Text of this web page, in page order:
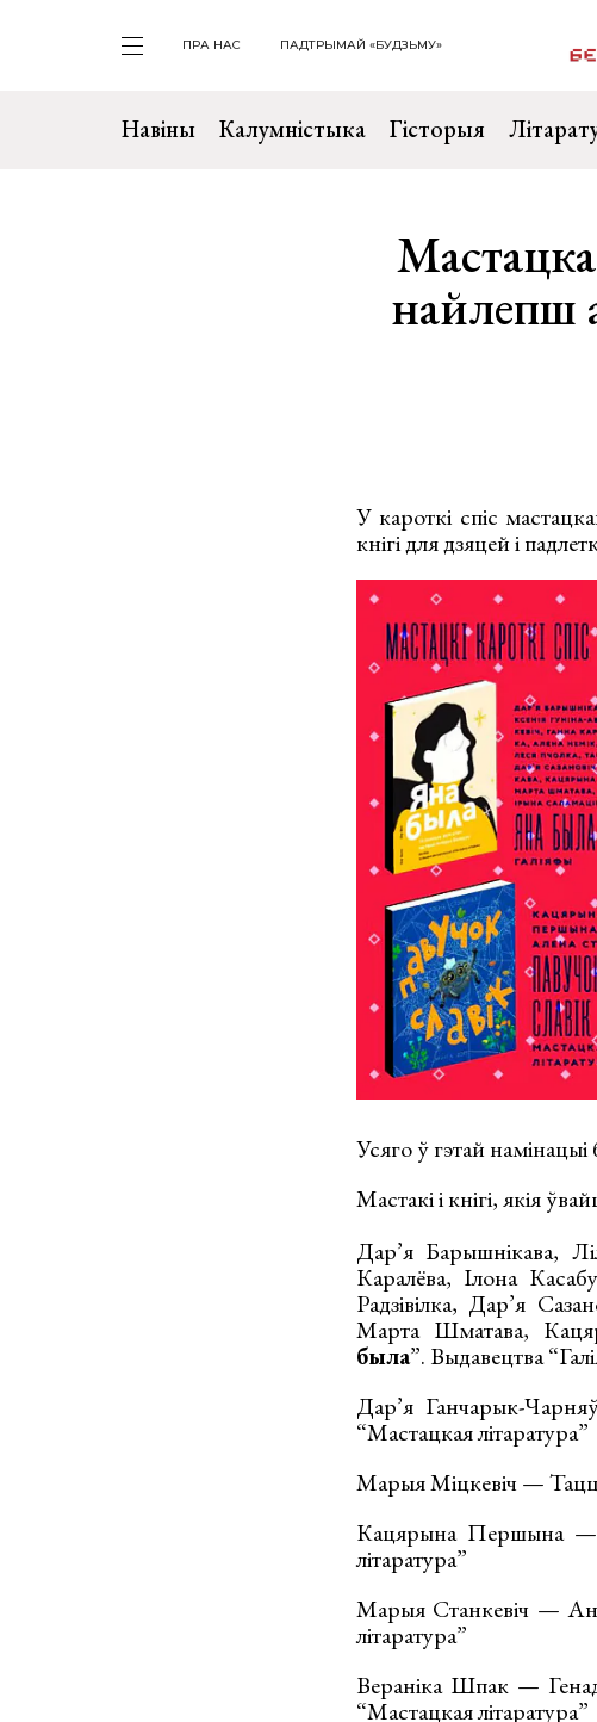
ПРА НАС ПАДТРЫМАЙ «БУДЗЬМУ»
Навіны Калумністыка Гісторыя
найлепш
У кароткі спіс
кнігі для дзяцей і
Усяго ў гэтай
Мастакі і кнігі, якія
Дар’я Барышнікава,
Каралёва, Ілона
Радзівілка, Дар’я
Марта Шматава,
была”. Выдавецтва
Дар’я Ганчарык-
“Мастацкая літаратура”
Марыя Міцкевіч —
Кацярына Першына —
літаратура”
Марыя Станкевіч —
літаратура”
Вераніка Шпак —
“Мастацкая літаратура”